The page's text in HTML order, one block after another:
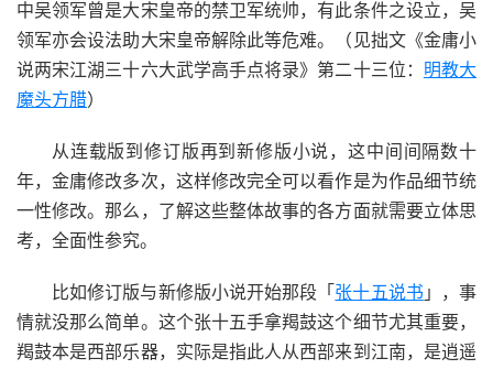
中吴领军曾是大宋皇帝的禁卫军统帅，有此条件之设立，吴
领军亦会设法助大宋皇帝解除此等危难。（见拙文《金庸小
说两宋江湖三十六大武学高手点将录》第二十三位： 明教大
魔头方腊）
从连载版到修订版再到新修版小说，这中间间隔数十
年，金庸修改多次，这样修改完全可以看作是为作品细节统
一性修改。那么，了解这些整体故事的各方面就需要立体思
考，全面性参究。
比如修订版与新修版小说开始那段「 张十五说书 」，事
情就没那么简单。这个张十五手拿羯鼓这个细节尤其重要，
羯鼓本是西部乐器，实际是指此人从西部来到江南，是逍遥